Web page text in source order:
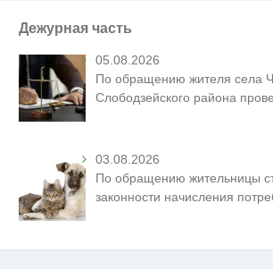
Дежурная часть
05.08.2026
По обращению жителя села
Слободзейского района
03.08.2026
По обращению жительницы
законности начисления